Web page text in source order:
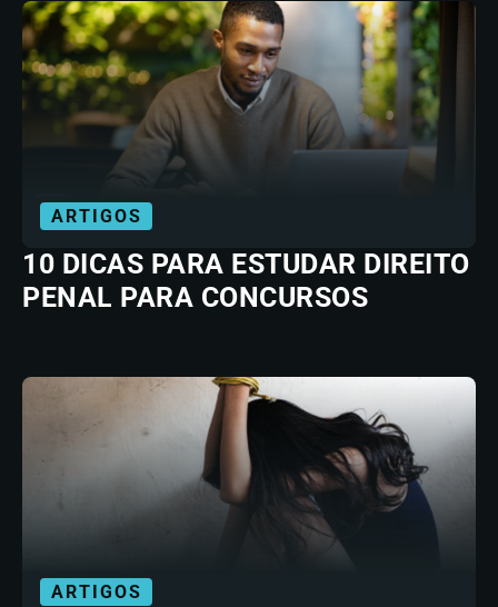
ARTIGOS
10 DICAS PARA ESTUDAR DIREITO
PENAL PARA CONCURSOS
ARTIGOS